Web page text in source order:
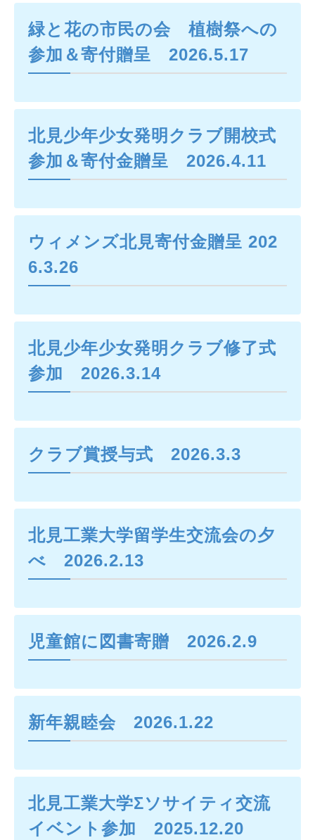
緑と花の市民の会 植樹祭への
参加＆寄付贈呈 2026.5.17
北見少年少女発明クラブ開校式
参加＆寄付金贈呈 2026.4.11
ウィメンズ北見寄付金贈呈 202
6.3.26
北見少年少女発明クラブ修了式
参加 2026.3.14
クラブ賞授与式 2026.3.3
北見工業大学留学生交流会の夕
べ 2026.2.13
児童館に図書寄贈 2026.2.9
新年親睦会 2026.1.22
北見工業大学Σソサイティ交流
イベント参加 2025.12.20